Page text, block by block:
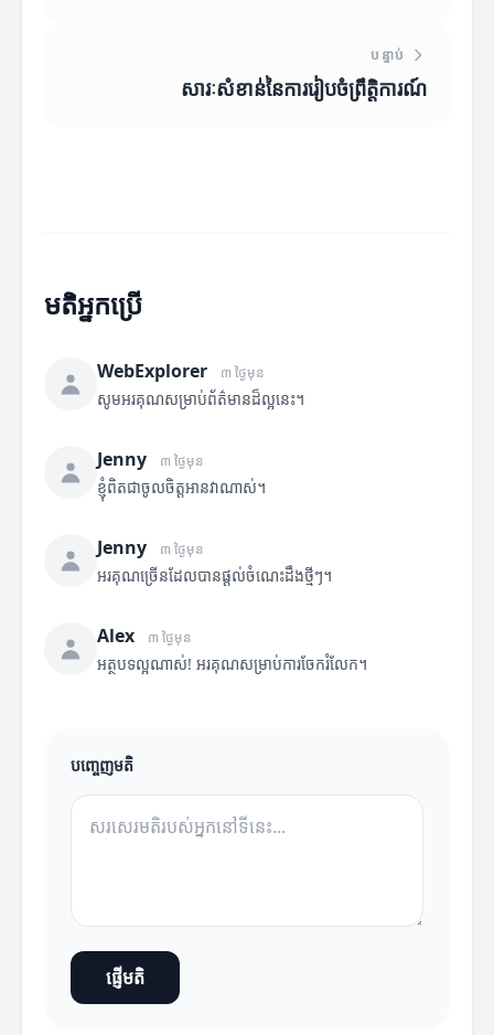
បន្ទាប់
សារៈសំខាន់នៃការរៀបចំព្រឹត្តិការណ៍
មតិអ្នកប្រើ
WebExplorer ៣ ថ្ងៃមុន
សូមអរគុណសម្រាប់ព័ត៌មានដ៏ល្អនេះ។
Jenny ៣ ថ្ងៃមុន
ខ្ញុំពិតជាចូលចិត្តអានវាណាស់។
Jenny ៣ ថ្ងៃមុន
អរគុណច្រើនដែលបានផ្តល់ចំណេះដឹងថ្មីៗ។
Alex ៣ ថ្ងៃមុន
អត្ថបទល្អណាស់! អរគុណសម្រាប់ការចែករំលែក។
បញ្ចេញមតិ
ផ្ញើមតិ